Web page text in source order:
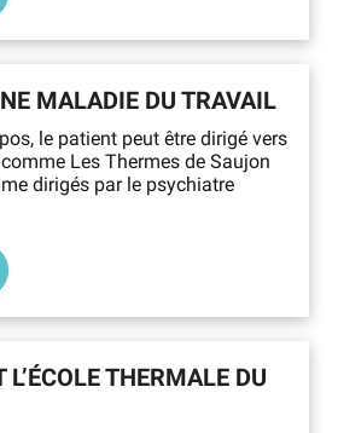
MALADIE DU TRAVAIL
le patient peut être dirigé vers
Les Thermes de Saujon
dirigés par le psychiatre
THERMALE DU